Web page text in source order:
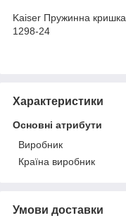
Kaiser Пружинна
1298-24
Характеристики
Основні атрибути
Виробник
Країна виробник
Умови доставки